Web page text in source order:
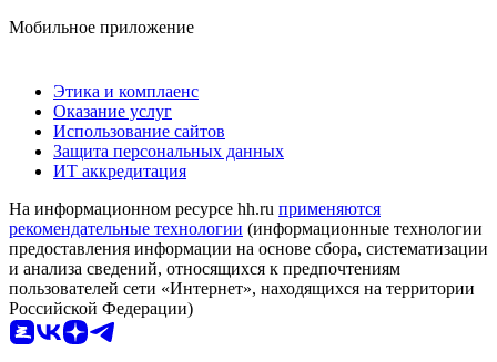
Мобильное приложение
Этика и комплаенс
Оказание услуг
Использование сайтов
Защита персональных данных
ИТ аккредитация
На информационном ресурсе hh.ru применяются
рекомендательные технологии (информационные технологии
предоставления информации на основе сбора, систематизации
и анализа сведений, относящихся к предпочтениям
пользователей сети «Интернет», находящихся на территории
Российской Федерации)